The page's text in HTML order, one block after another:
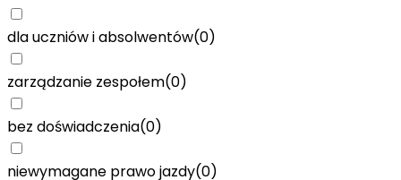
dla uczniów i absolwentów(0)
zarządzanie zespołem(0)
bez doświadczenia(0)
niewymagane prawo jazdy(0)